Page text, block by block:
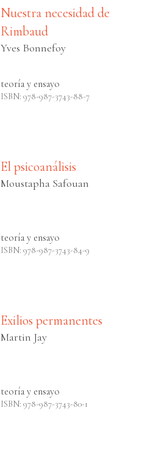
Nuestra necesidad de
Rimbaud
Yves Bonnefoy
teoría y ensayo
ISBN: 978-987-3743-88-7
El psicoanálisis
Moustapha Safouan
teoría y ensayo
ISBN: 978-987-3743-84-9
Exilios permanentes
Martin Jay
teoría y ensayo
ISBN: 978-987-3743-80-1